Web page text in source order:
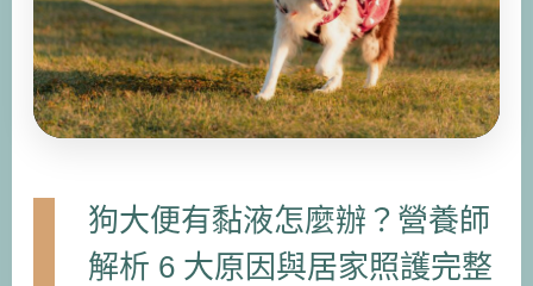
狗大便有黏液怎麼辦？營養師
解析 6 大原因與居家照護完整